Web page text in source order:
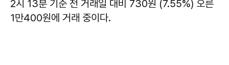
2시 13분 기준 전 거래일 대비 730원 (7.55%) 오른
1만400원에 거래 중이다.